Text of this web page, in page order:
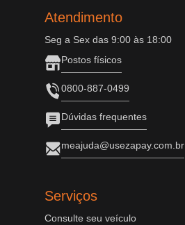
Atendimento
Seg a Sex das 9:00 às 18:00
Postos físicos
0800-887-0499
Dúvidas frequentes
meajuda@usezapay.com.br
Serviços
Consulte seu veículo